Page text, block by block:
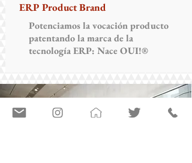
ERP Product Brand
Potenciamos la vocación producto
patentando la marca de la
tecnología ERP: Nace OUI!®